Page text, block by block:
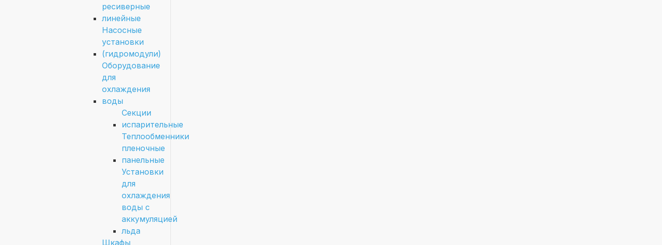
ресиверные
линейные
Насосные
установки
(гидромодули)
Оборудование
для
охлаждения
воды
Секции
испарительные
Теплообменники
пленочные
панельные
Установки
для
охлаждения
воды с
аккумуляцией
льда
Шкафы